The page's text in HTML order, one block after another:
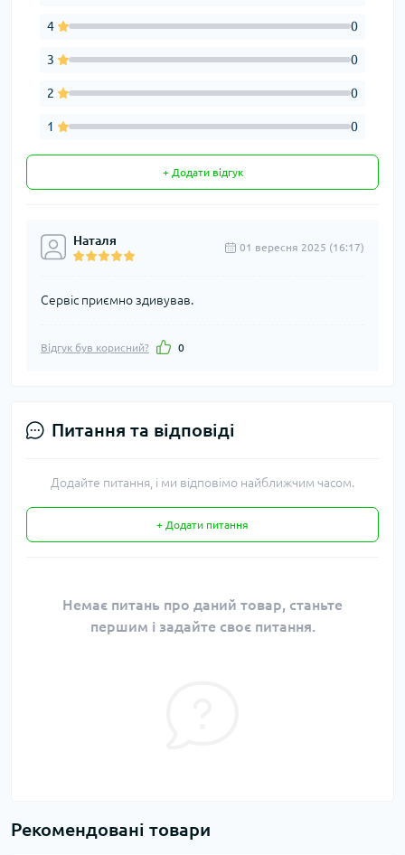
4 0
3 0
2 0
1 0
+ Додати відгук
Наталя 01 вересня 2025 (16:17)
Сервіс приємно здивував.
Відгук був корисний? 0
Питання та відповіді
Додайте питання, і ми відповімо найближчим часом.
+ Додати питання
Немає питань про даний товар, станьте
першим і задайте своє питання.
Рекомендовані товари